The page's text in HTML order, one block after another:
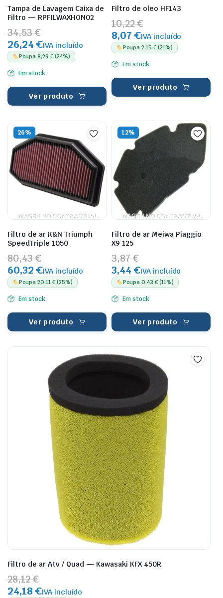
Tampa de Lavagem Caixa de
Filtro — RPFILWAXHON02
34,53 €
26,24 €IVA incluído
Poupa 8,29 € (24%)
Em stock
Ver produto
Filtro de oleo HF143
10,22 €
8,07 €IVA incluído
Poupa 2,15 € (21%)
Em stock
Ver produto
26%
Filtro de ar K&N Triumph
SpeedTriple 1050
80,43 €
60,32 €IVA incluído
Poupa 20,11 € (25%)
Em stock
Ver produto
12%
Filtro de ar Meiwa Piaggio
X9 125
3,87 €
3,44 €IVA incluído
Poupa 0,43 € (11%)
Em stock
Ver produto
Filtro de ar Atv / Quad — Kawasaki KFX 450R
28,12 €
24,18 €IVA incluído